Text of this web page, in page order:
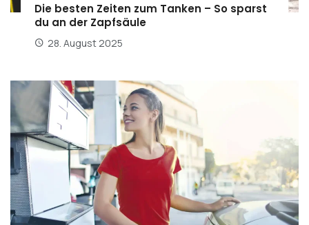
Die besten Zeiten zum Tanken – So sparst
du an der Zapfsäule
28. August 2025